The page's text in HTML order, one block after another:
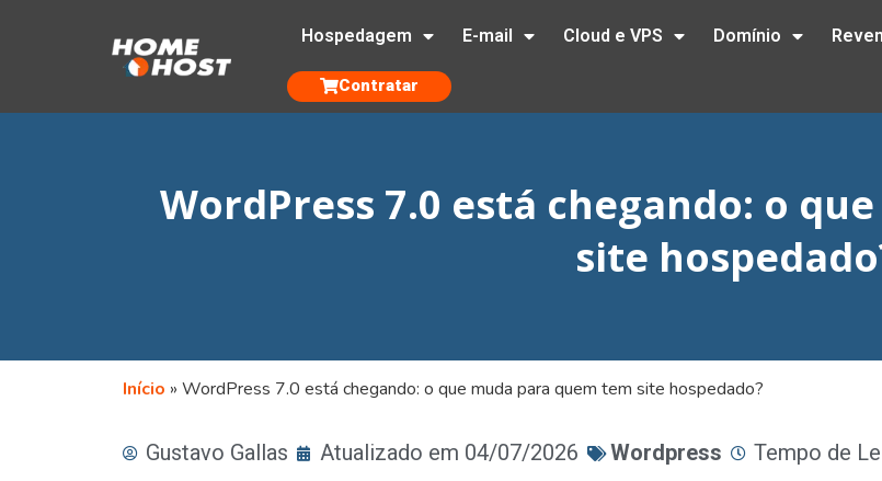
Hospedagem E-mail Cloud e VPS Domínio
Contratar
WordPress 7.0 está chegando: o
site
Início » WordPress 7.0 está chegando: o que muda para quem tem site hospedado?
Gustavo Gallas Atualizado em 04/07/2026 Wordpress Tempo de